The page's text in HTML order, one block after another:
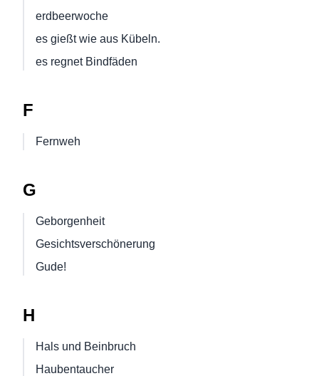
erdbeerwoche
es gießt wie aus Kübeln.
es regnet Bindfäden
F
Fernweh
G
Geborgenheit
Gesichtsverschönerung
Gude!
H
Hals und Beinbruch
Haubentaucher